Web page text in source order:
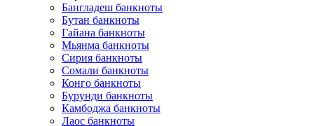
Бангладеш банкноты
Бутан банкноты
Гайана банкноты
Мьянма банкноты
Сирия банкноты
Сомали банкноты
Конго банкноты
Бурунди банкноты
Камбоджа банкноты
Лаос банкноты